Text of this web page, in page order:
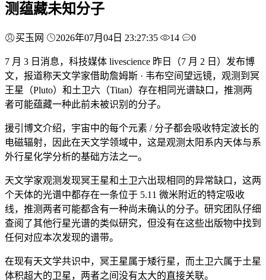
测蕴藏未知分子
买玉网 2026年07月04日 23:27:35 14 0
7 月 3 日消息，科技媒体 livescience 昨日（7 月 2 日）发布博
文，报道称天文学家借助詹姆斯 · 韦布空间望远镜，观测到冥
王星（Pluto）和土卫六（Titan）存在相同光谱缺口，推测两
者可能蕴藏一种此前未被识别的分子。
援引博文介绍，宇宙中的每个元素 / 分子都会吸收特定波长的
电磁辐射，因此在天文学领域中，这是观测太阳系内天体与系
外行星化学分析的基础方法之一。
天文学家观测发现冥王星和土卫六出现相同的异常缺口，这两
个天体的光谱中都存在一条位于 5.11 微米附近的特定吸收
线，推测两者可能都含有一种尚未确认的分子。研究团队仔细
查阅了其他行星光谱的类似研究，但没有在这些出版物中找到
任何对应本次发现的谱带。
在现有天文学共识中，冥王星属于矮行星，而土卫六属于土星
体积超大的卫星，两者之间没有太大的直接关联。